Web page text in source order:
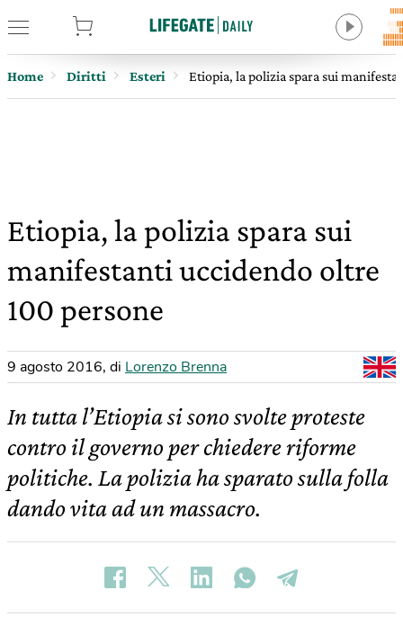
Home Diritti Esteri Etiopia, la polizia spara sui
Etiopia, la polizia spara sui
manifestanti uccidendo oltre
100 persone
9 agosto 2016, di Lorenzo Brenna
In tutta l’Etiopia si sono svolte proteste
contro il governo per chiedere riforme
politiche. La polizia ha sparato sulla folla
dando vita ad un massacro.